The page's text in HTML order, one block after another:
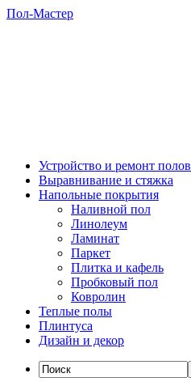
Пол-Мастер
Устройство и ремонт полов
Выравнивание и стяжка
Напольные покрытия
Наливной пол
Линолеум
Ламинат
Паркет
Плитка и кафель
Пробковый пол
Ковролин
Теплые полы
Плинтуса
Дизайн и декор